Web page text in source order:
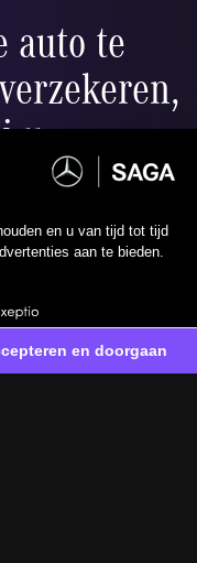
auto te
u: